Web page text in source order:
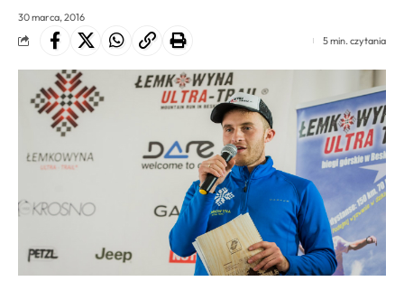
30 marca, 2016
5 min. czytania